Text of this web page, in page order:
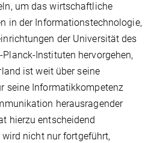
um das wirtschaftliche
in der Informationstechnologie,
der Universität des
Instituten hervorgehen,
ist weit über seine
seine Informatikkompetenz
herausragender
hierzu entscheidend
wird nicht nur fortgeführt,